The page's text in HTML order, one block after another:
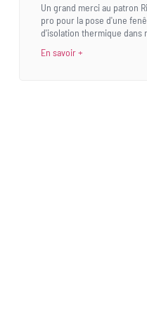
Un grand merci au patron
pro pour la pose d'une
d'isolation thermique dans
En savoir +